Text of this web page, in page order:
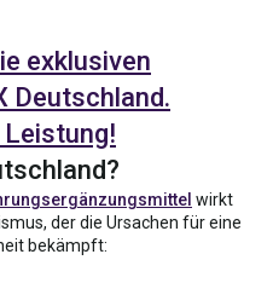
exklusiven
Deutschland.
wirkt
der die Ursachen für eine
bekämpft: